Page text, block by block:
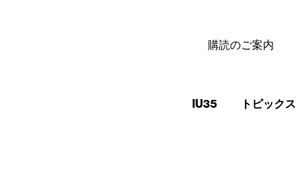
IU35 トピックス
購読のご案内